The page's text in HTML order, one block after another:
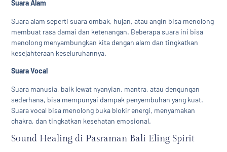
Suara Alam
Suara alam seperti suara ombak, hujan, atau angin bisa menolong
membuat rasa damai dan ketenangan. Beberapa suara ini bisa
menolong menyambungkan kita dengan alam dan tingkatkan
kesejahteraan keseluruhannya.
Suara Vocal
Suara manusia, baik lewat nyanyian, mantra, atau dengungan
sederhana, bisa mempunyai dampak penyembuhan yang kuat.
Suara vocal bisa menolong buka blokir energi, menyamakan
chakra, dan tingkatkan kesehatan emosional.
Sound Healing di Pasraman Bali Eling Spirit